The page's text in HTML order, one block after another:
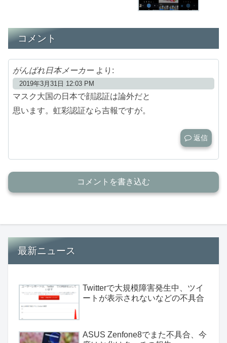
コメント
がんばれ日本メーカー より:
2019年3月31日 12:03 PM
マスク大国の日本で顔認証は論外だと
思います。虹彩認証なら吉報ですが。
返信
コメントを書き込む
最新ニュース
Twitterで大規模障害発生中、ツイ
ートが表示されないなどの不具合
ASUS Zenfone8でまた不具合、今